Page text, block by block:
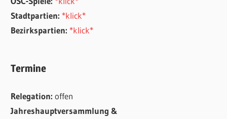
Stadtpartien: *klick*
Bezirkspartien: *klick*
Termine
Relegation:offen
Jahreshauptversammlung &